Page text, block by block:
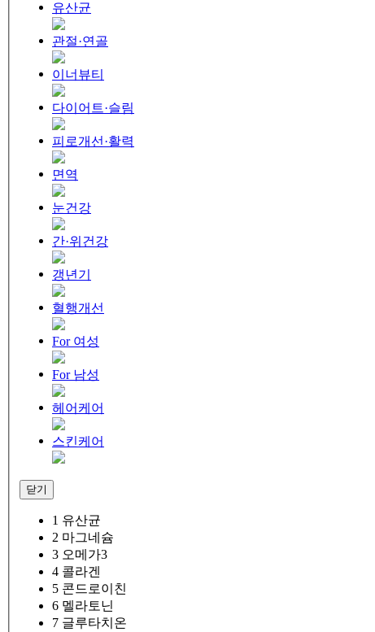
유산균
관절·연골
이너뷰티
다이어트·슬림
피로개선·활력
면역
눈건강
간·위건강
갱년기
혈행개선
For 여성
For 남성
헤어케어
스킨케어
닫기
1 유산균
2 마그네슘
3 오메가3
4 콜라겐
5 콘드로이친
6 멜라토닌
7 글루타치온